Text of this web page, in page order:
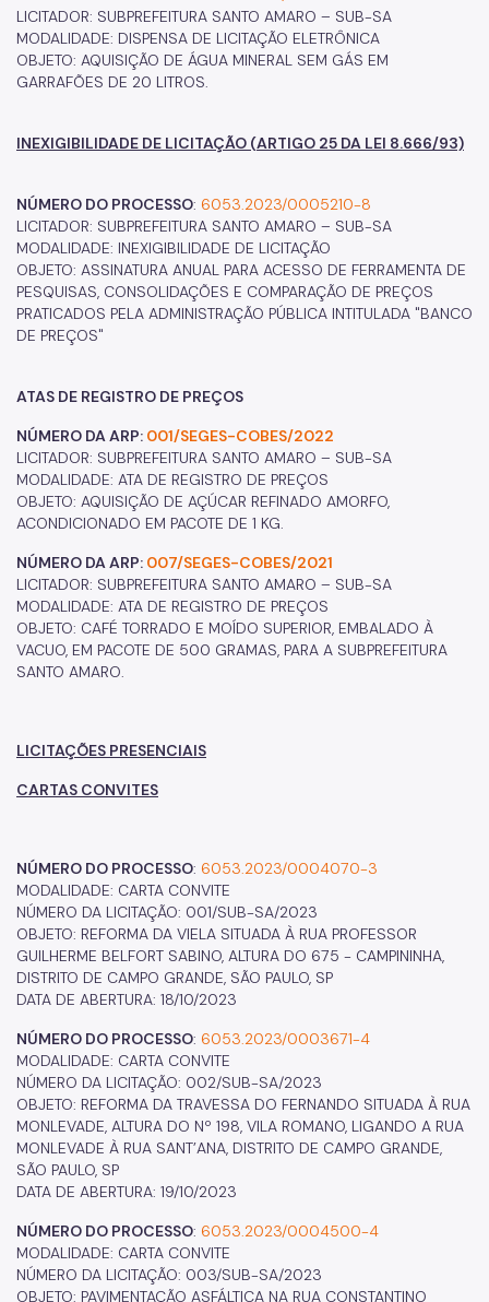
LICITADOR: SUBPREFEITURA SANTO AMARO – SUB-SA
MODALIDADE: DISPENSA DE LICITAÇÃO ELETRÔNICA
OBJETO: AQUISIÇÃO DE ÁGUA MINERAL SEM GÁS EM
GARRAFÕES DE 20 LITROS.
INEXIGIBILIDADE DE LICITAÇÃO (ARTIGO 25 DA LEI 8.666/93)
NÚMERO DO PROCESSO: 6053.2023/0005210-8
LICITADOR: SUBPREFEITURA SANTO AMARO – SUB-SA
MODALIDADE: INEXIGIBILIDADE DE LICITAÇÃO
OBJETO: ASSINATURA ANUAL PARA ACESSO DE FERRAMENTA DE
PESQUISAS, CONSOLIDAÇÕES E COMPARAÇÃO DE PREÇOS
PRATICADOS PELA ADMINISTRAÇÃO PÚBLICA INTITULADA "BANCO
DE PREÇOS"
ATAS DE REGISTRO DE PREÇOS
NÚMERO DA ARP: 001/SEGES-COBES/2022
LICITADOR: SUBPREFEITURA SANTO AMARO – SUB-SA
MODALIDADE: ATA DE REGISTRO DE PREÇOS
OBJETO: AQUISIÇÃO DE AÇÚCAR REFINADO AMORFO,
ACONDICIONADO EM PACOTE DE 1 KG.
NÚMERO DA ARP: 007/SEGES-COBES/2021
LICITADOR: SUBPREFEITURA SANTO AMARO – SUB-SA
MODALIDADE: ATA DE REGISTRO DE PREÇOS
OBJETO: CAFÉ TORRADO E MOÍDO SUPERIOR, EMBALADO À
VACUO, EM PACOTE DE 500 GRAMAS, PARA A SUBPREFEITURA
SANTO AMARO.
LICITAÇÕES PRESENCIAIS
CARTAS CONVITES
NÚMERO DO PROCESSO: 6053.2023/0004070-3
MODALIDADE: CARTA CONVITE
NÚMERO DA LICITAÇÃO: 001/SUB-SA/2023
OBJETO: REFORMA DA VIELA SITUADA À RUA PROFESSOR
GUILHERME BELFORT SABINO, ALTURA DO 675 - CAMPININHA,
DISTRITO DE CAMPO GRANDE, SÃO PAULO, SP
DATA DE ABERTURA: 18/10/2023
NÚMERO DO PROCESSO: 6053.2023/0003671-4
MODALIDADE: CARTA CONVITE
NÚMERO DA LICITAÇÃO: 002/SUB-SA/2023
OBJETO: REFORMA DA TRAVESSA DO FERNANDO SITUADA À RUA
MONLEVADE, ALTURA DO Nº 198, VILA ROMANO, LIGANDO A RUA
MONLEVADE À RUA SANT’ANA, DISTRITO DE CAMPO GRANDE,
SÃO PAULO, SP
DATA DE ABERTURA: 19/10/2023
NÚMERO DO PROCESSO: 6053.2023/0004500-4
MODALIDADE: CARTA CONVITE
NÚMERO DA LICITAÇÃO: 003/SUB-SA/2023
OBJETO: PAVIMENTAÇÃO ASFÁLTICA NA RUA CONSTANTINO